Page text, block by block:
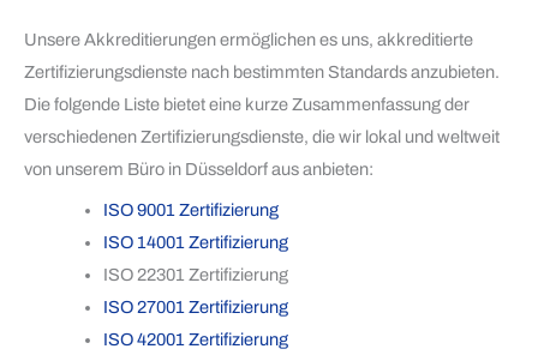
Unsere Akkreditierungen ermöglichen es uns, akkreditierte
Zertifizierungsdienste nach bestimmten Standards anzubieten.
Die folgende Liste bietet eine kurze Zusammenfassung der
verschiedenen Zertifizierungsdienste, die wir lokal und weltweit
von unserem Büro in Düsseldorf aus anbieten:
ISO 9001 Zertifizierung
ISO 14001 Zertifizierung
ISO 22301 Zertifizierung
ISO 27001 Zertifizierung
ISO 42001 Zertifizierung